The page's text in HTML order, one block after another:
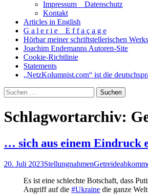
Impressum _ Datenschutz
Kontakt
Articles in English
G a l e r i e _ E f f a ç a g e
Hörbar meiner schriftstellerischen
Joachim Endemanns Autoren-Site
Cookie-Richtlinie
Statements
„NetzKolumnist.com“ ist die
Suchen
nach:
Schlagwortarchiv:
… sich aus einem Eindruck
20. Juli 2023Stellungnahmen
Es ist eine schlechte Botschaft, dass
Angriff auf die #Ukraine die ganze